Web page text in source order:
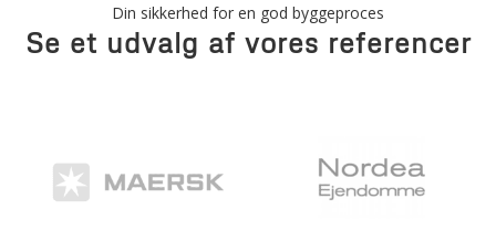
Din sikkerhed for en god byggeproces
Se et udvalg af vores referencer